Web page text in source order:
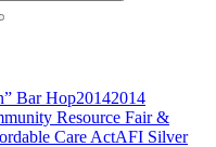
Bar Hop20142014
Resource Fair &
Care ActAFI Silver